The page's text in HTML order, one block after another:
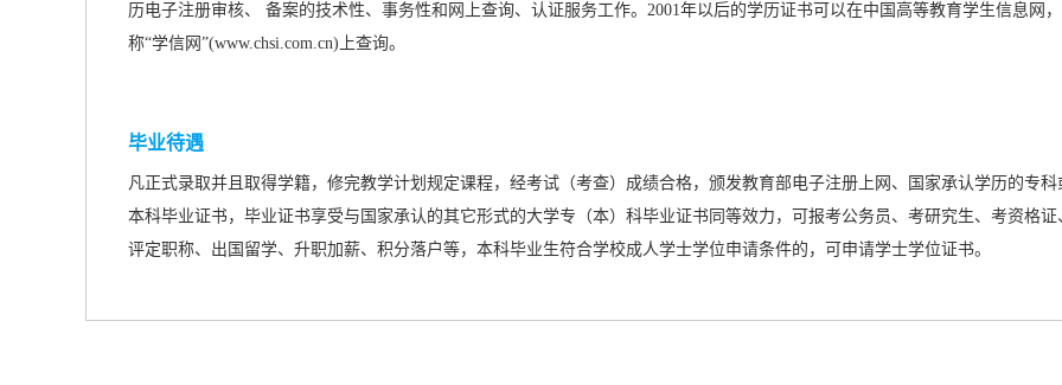
历电子注册审核、 备案的技术性、事务性和网上查询、认证服务工作。2001年以后的学历证书可以在中国高等教育学生信息网
称“学信网”(www.chsi.com.cn)上查询。
毕业待遇
凡正式录取并且取得学籍，修完教学计划规定课程，经考试（考查）成绩合格，颁发教育部电子注册上网、国家承认学历的专科
本科毕业证书，毕业证书享受与国家承认的其它形式的大学专（本）科毕业证书同等效力，可报考公务员、考研究生、考资格证
评定职称、出国留学、升职加薪、积分落户等，本科毕业生符合学校成人学士学位申请条件的，可申请学士学位证书。